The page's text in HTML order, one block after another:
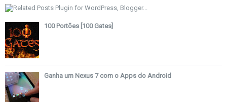
100 Portões [100 Gates]
Ganha um Nexus 7 com o Apps do Android